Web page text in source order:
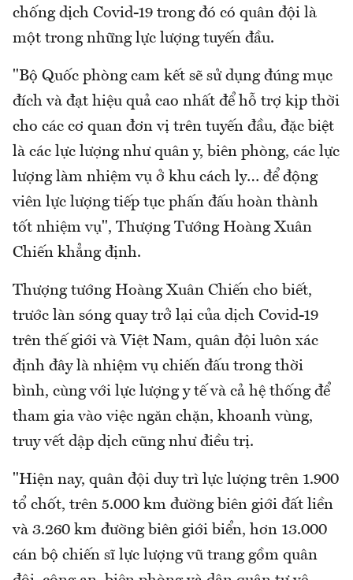
chống dịch Covid-19 trong đó có quân đội là
một trong những lực lượng tuyến đầu.
"Bộ Quốc phòng cam kết sẽ sử dụng đúng mục
đích và đạt hiệu quả cao nhất để hỗ trợ kịp thời
cho các cơ quan đơn vị trên tuyến đầu, đặc biệt
là các lực lượng như quân y, biên phòng, các lực
lượng làm nhiệm vụ ở khu cách ly… để động
viên lực lượng tiếp tục phấn đấu hoàn thành
tốt nhiệm vụ", Thượng Tướng Hoàng Xuân
Chiến khẳng định.
Thượng tướng Hoàng Xuân Chiến cho biết,
trước làn sóng quay trở lại của dịch Covid-19
trên thế giới và Việt Nam, quân đội luôn xác
định đây là nhiệm vụ chiến đấu trong thời
bình, cùng với lực lượng y tế và cả hệ thống để
tham gia vào việc ngăn chặn, khoanh vùng,
truy vết dập dịch cũng như điều trị.
"Hiện nay, quân đội duy trì lực lượng trên 1.900
tổ chốt, trên 5.000 km đường biên giới đất liền
và 3.260 km đường biên giới biển, hơn 13.000
cán bộ chiến sĩ lực lượng vũ trang gồm quân